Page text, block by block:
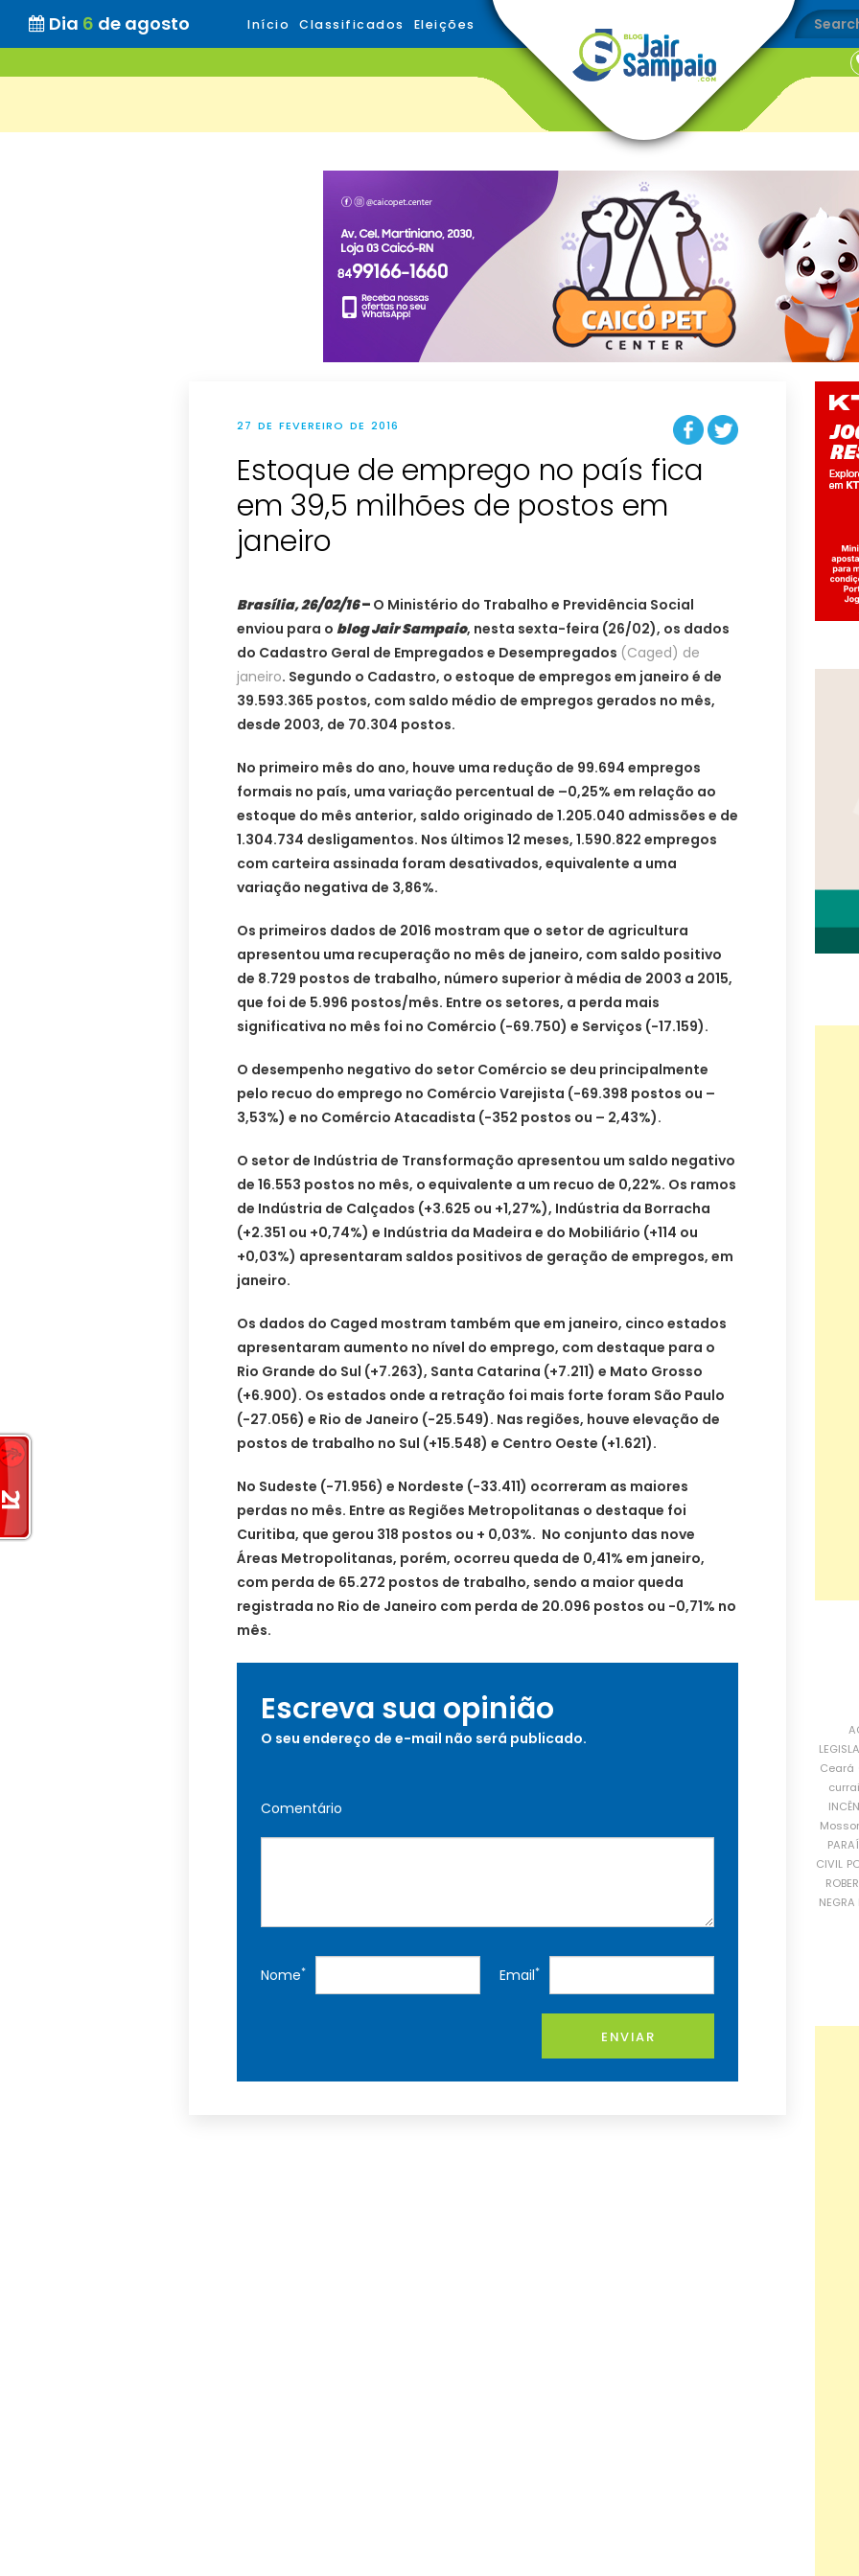
Dia 6 de agosto Início Classificados Eleições
27 DE FEVEREIRO DE 2016
Estoque de emprego no país fica
em 39,5 milhões de postos em
janeiro
Brasília, 26/02/16– O Ministério do Trabalho e Previdência Social
enviou para o blog Jair Sampaio, nesta sexta-feira (26/02), os dados
do Cadastro Geral de Empregados e Desempregados (Caged) de
janeiro. Segundo o Cadastro, o estoque de empregos em janeiro é de
39.593.365 postos, com saldo médio de empregos gerados no mês,
desde 2003, de 70.304 postos.
No primeiro mês do ano, houve uma redução de 99.694 empregos
formais no país, uma variação percentual de –0,25% em relação ao
estoque do mês anterior, saldo originado de 1.205.040 admissões e de
1.304.734 desligamentos. Nos últimos 12 meses, 1.590.822 empregos
com carteira assinada foram desativados, equivalente a uma
variação negativa de 3,86%.
Os primeiros dados de 2016 mostram que o setor de agricultura
apresentou uma recuperação no mês de janeiro, com saldo positivo
de 8.729 postos de trabalho, número superior à média de 2003 a 2015,
que foi de 5.996 postos/mês. Entre os setores, a perda mais
significativa no mês foi no Comércio (-69.750) e Serviços (-17.159).
O desempenho negativo do setor Comércio se deu principalmente
pelo recuo do emprego no Comércio Varejista (-69.398 postos ou –
3,53%) e no Comércio Atacadista (-352 postos ou – 2,43%).
O setor de Indústria de Transformação apresentou um saldo negativo
de 16.553 postos no mês, o equivalente a um recuo de 0,22%. Os ramos
de Indústria de Calçados (+3.625 ou +1,27%), Indústria da Borracha
(+2.351 ou +0,74%) e Indústria da Madeira e do Mobiliário (+114 ou
+0,03%) apresentaram saldos positivos de geração de empregos, em
janeiro.
Os dados do Caged mostram também que em janeiro, cinco estados
apresentaram aumento no nível do emprego, com destaque para o
Rio Grande do Sul (+7.263), Santa Catarina (+7.211) e Mato Grosso
(+6.900). Os estados onde a retração foi mais forte foram São Paulo
(-27.056) e Rio de Janeiro (-25.549). Nas regiões, houve elevação de
postos de trabalho no Sul (+15.548) e Centro Oeste (+1.621).
No Sudeste (-71.956) e Nordeste (-33.411) ocorreram as maiores
perdas no mês. Entre as Regiões Metropolitanas o destaque foi
Curitiba, que gerou 318 postos ou + 0,03%. No conjunto das nove
Áreas Metropolitanas, porém, ocorreu queda de 0,41% em janeiro,
com perda de 65.272 postos de trabalho, sendo a maior queda
registrada no Rio de Janeiro com perda de 20.096 postos ou -0,71% no
mês.
Escreva sua opinião
O seu endereço de e-mail não será publicado.
Comentário
Nome* Email*
ENVIAR
Ceará
CIVIL
NEGRA